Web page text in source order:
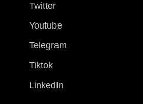
Twitter
Youtube
Telegram
Tiktok
LinkedIn